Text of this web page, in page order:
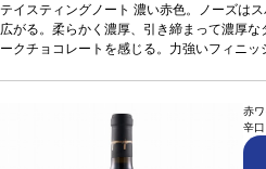
う。合う料理赤身肉やお好みの食事、セミ
80% メルロー、20% カベルネ・フラン*本
あり価格が同様の場合は自動的に次のヴィ
テイスティングノート 濃い赤色。ノーズは
広がる。柔らかく濃厚、引き締まって濃厚
ークチョコレートを感じる。力強いフィニ
あり価格が同様の場合は自動的に次のヴィ赤
辛口